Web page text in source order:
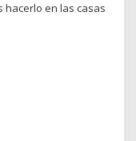
hacerlo en las casas